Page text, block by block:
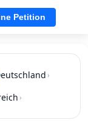
Petition
›
›